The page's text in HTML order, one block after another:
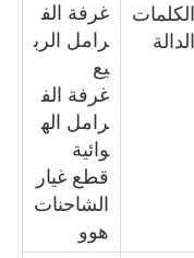
الكلمات
الدالة
غرفة الف
رامل الرب
يع
غرفة الف
رامل اله
وائية
قطع غيار
الشاحنات
هوو